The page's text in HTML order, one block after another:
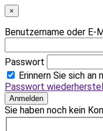
×
Benutzername oder E-
Passwort
Erinnern Sie sich an
Passwort
Anmelden
Sie haben noch kein